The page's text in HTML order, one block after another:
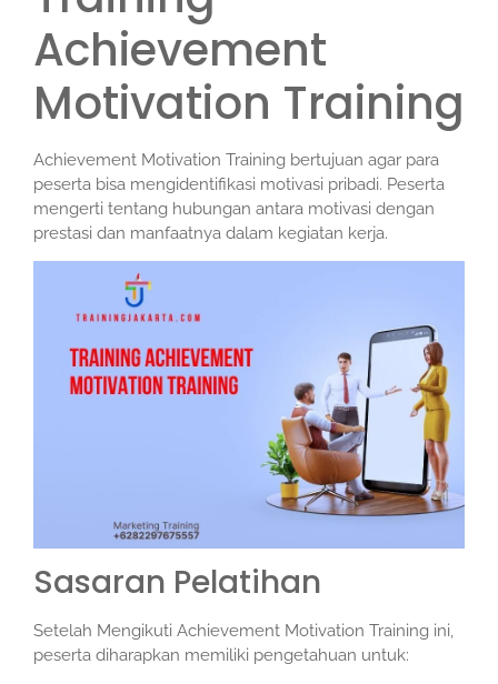
Achievement
Motivation Training
Achievement Motivation Training bertujuan agar para
peserta bisa mengidentifikasi motivasi pribadi. Peserta
mengerti tentang hubungan antara motivasi dengan
prestasi dan manfaatnya dalam kegiatan kerja.
Sasaran Pelatihan
Setelah Mengikuti Achievement Motivation Training ini,
peserta diharapkan memiliki pengetahuan untuk: